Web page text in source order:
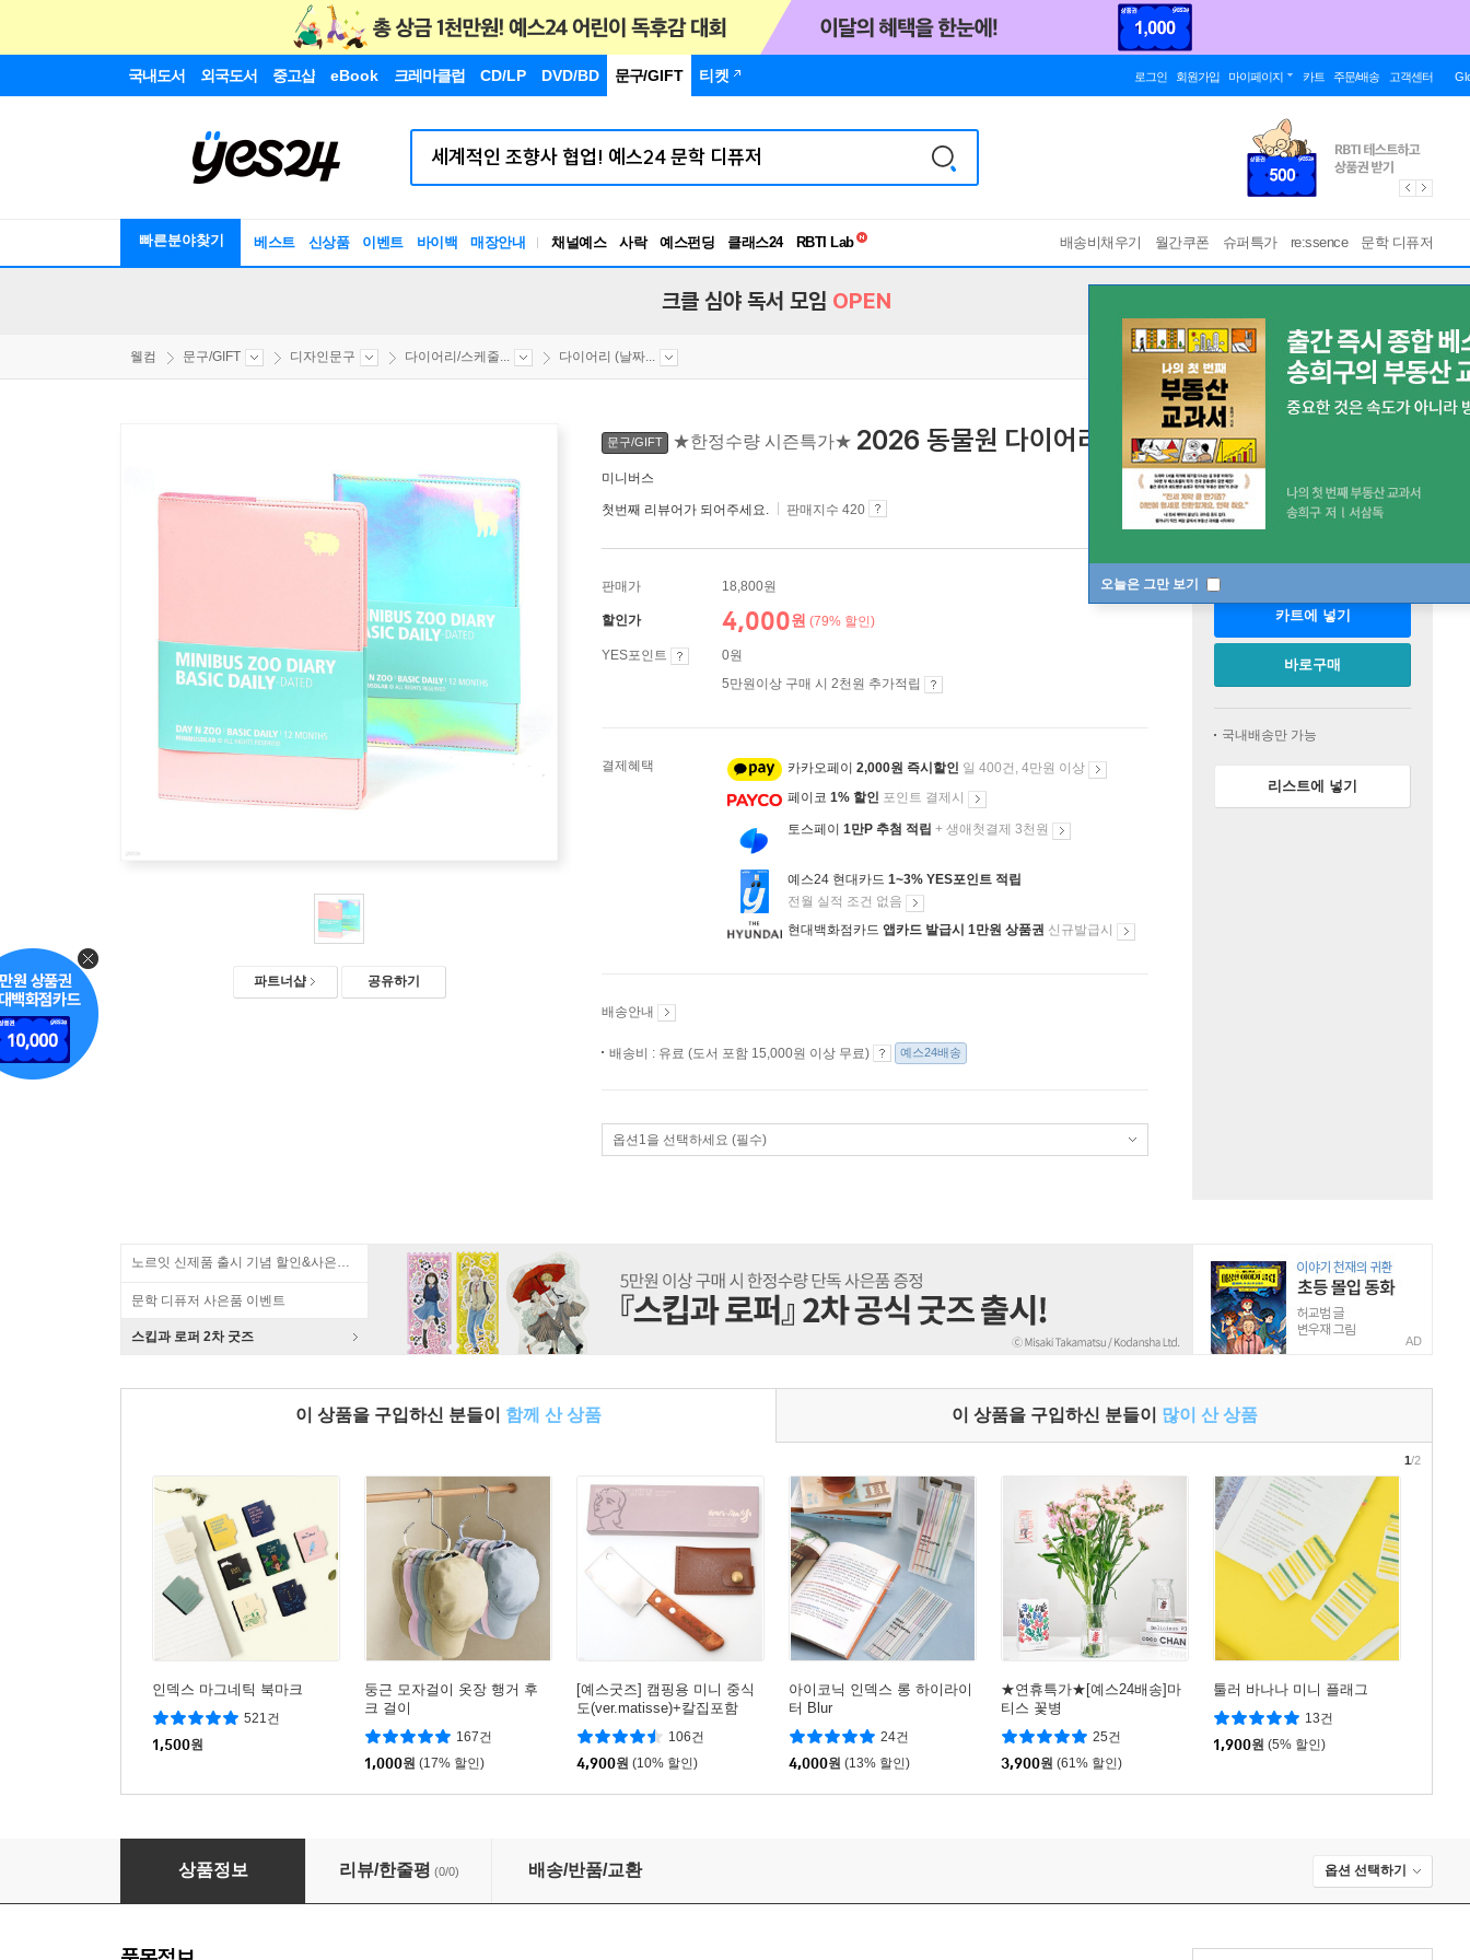
국내도서 외국도서 중고샵 eBook 크레마클럽 CD/LP DVD/BD 문구/GIFT 티켓 로그인 회원가입 마이페이지 카트 주문/배송 고객센터
빠른분야찾기 베스트 신상품 이벤트 바이백 매장안내 채널예스 사락 예스펀딩 클래스24
독서유형검사
RBTI Lab
배송비채우기 월간쿠폰 슈퍼특가 re:ssence 문학 디퓨저
오늘은 그만 보기
크클 심야 독서 모임 OPEN
웰컴 문구/GIFT 디자인문구 다이어리/스케줄... 다이어리 (날짜...
파트너샵 공유하기
문구/GIFT ★한정수량 시즌특가★ 2026 동물원 다이어리 베이직 데일리
미니버스
첫번째 리뷰어가 되어주세요. 판매지수 420
판매가 18,800원
할인가 4,000원 (79% 할인)
YES포인트
0원
5만원이상 구매 시 2천원 추가적립
결제혜택 카카오페이 2,000원 즉시할인 일 400건, 4만원 이상
페이코 1% 할인 포인트 결제시
토스페이 1만P 추첨 적립 + 생애첫결제 3천원
예스24 현대카드 1~3% YES포인트 적립
전월 실적 조건 없음
현대백화점카드 앱카드 발급시 1만원 상품권 신규발급시
배송안내
배송비 : 유료 (도서 포함 15,000원 이상 무료) 예스24배송
옵션1을 선택하세요 (필수)
판매중
카트에 넣기
바로구매
국내배송만 가능
리스트에 넣기
노르잇 신제품 출시 기념 할인&사은품 증정!
문학 디퓨저 사은품 이벤트
스킵과 로퍼 2차 굿즈 AD
이 상품을 구입하신 분들이 함께 산 상품 이 상품을 구입하신 분들이 많이 산 상품
인덱스 마그네틱 북마크
521건
1,500원
둥근 모자걸이 옷장 행거 후
크 걸이
167건
1,000원 (17% 할인)
[예스굿즈] 캠핑용 미니 중식
도(ver.matisse)+칼집포함
106건
4,900원 (10% 할인)
아이코닉 인덱스 롱 하이라이
터 Blur
24건
4,000원 (13% 할인)
★연휴특가★[예스24배송]마
티스 꽃병
25건
3,900원 (61% 할인)
툴러 바나나 미니 플래그
13건
1,900원 (5% 할인)
1/2
2026 동물원 다이어리 베이직 데일리
상품정보 리뷰/한줄평 (0/0) 배송/반품/교환 옵션 선택하기